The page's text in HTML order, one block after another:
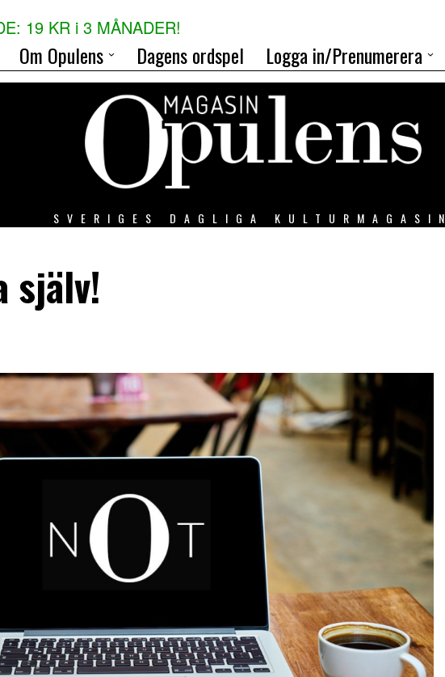
19 KR i 3 MÅNADER!
Om Opulens Dagens ordspel Logga in/Prenumerera
SVERIGES DAGLIGA KULTURMAGASIN
själv!